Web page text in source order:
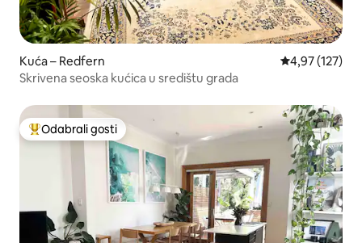
Kuća – Redfern Prosječna
4,97 (127)
Skrivena seoska kućica u središtu grada
Među najviše rangiranima s oznakom „Odabrali gosti”
Odabrali gosti